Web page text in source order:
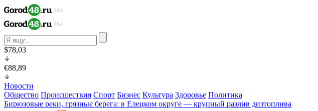
$78,03
€88,89
Новости
Общество Происшествия Спорт Бизнес Культура Здоровье Политика
Бирюзовые реки, грязные берега: в Елецком округе — крупный разлив дизтоплива